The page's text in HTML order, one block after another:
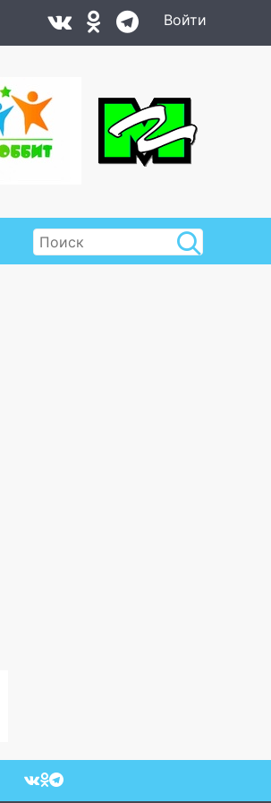
Войти